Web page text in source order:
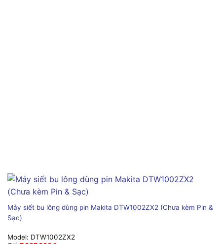
Máy siết bu lông dùng pin Makita DTW1002ZX2 (Chưa kèm Pin &
Sạc)
Model: DTW1002ZX2